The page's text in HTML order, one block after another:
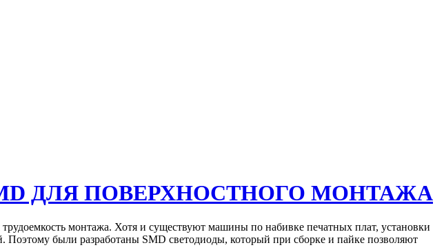
ДЛЯ ПОВЕРХНОСТНОГО МОНТАЖА
монтажа. Хотя и существуют машины по набивке печатных плат, установки
Поэтому были разработаны SMD светодиоды, который при сборке и пайке позволяют